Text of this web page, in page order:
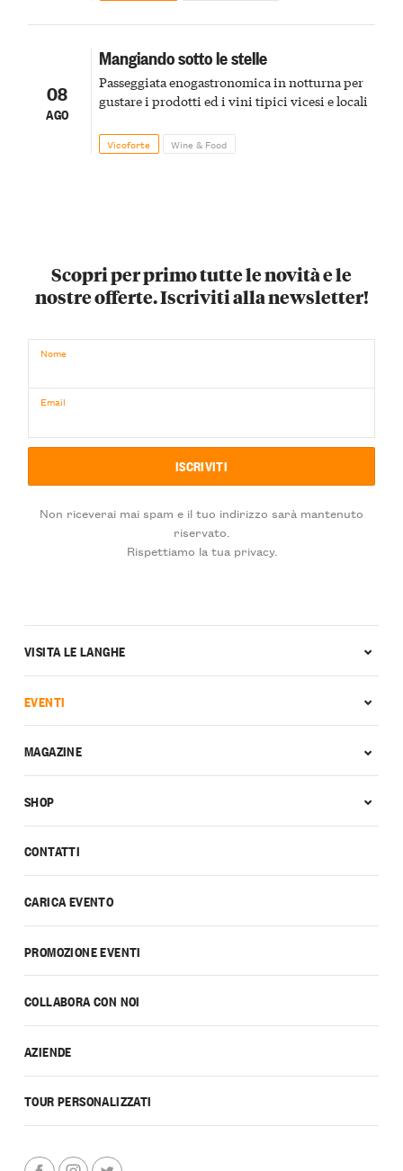
08
AGO
Mangiando sotto le stelle
Passeggiata enogastronomica in notturna per
gustare i prodotti ed i vini tipici vicesi e locali
Vicoforte Wine & Food
Scopri per primo tutte le novità e le
nostre offerte. Iscriviti alla newsletter!
Nome
Email
Non riceverai mai spam e il tuo indirizzo sarà mantenuto
riservato.
Rispettiamo la tua privacy.
CONTATTI
CARICA EVENTO
PROMOZIONE EVENTI
COLLABORA CON NOI
AZIENDE
TOUR PERSONALIZZATI
VISITA LE LANGHE
EVENTI
MAGAZINE
SHOP